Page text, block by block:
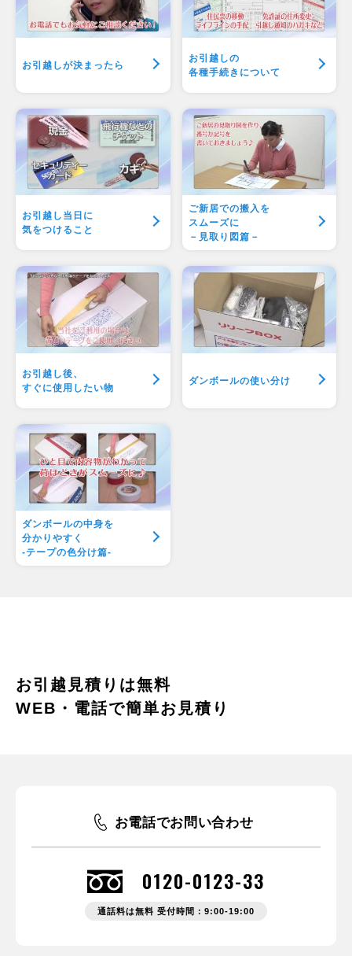
お引越しが決まったら
お引越しの
各種手続きについて
お引越し当日に
気をつけること
ご新居での搬入を
スムーズに
－見取り図篇－
お引越し後、
すぐに使用したい物
ダンボールの使い分け
ダンボールの中身を
分かりやすく
-テープの色分け篇-
お引越見積りは無料
WEB・電話で簡単お見積り
お電話でお問い合わせ
0120-0123-33
通話料は無料 受付時間：9:00-19:00